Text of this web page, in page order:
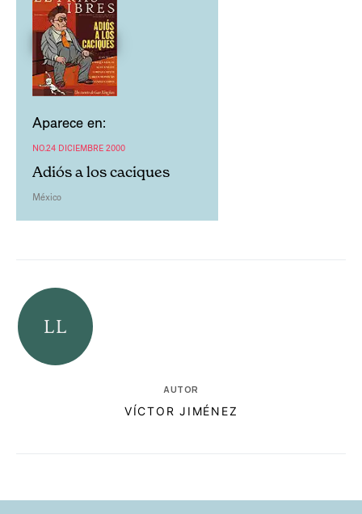
Aparece en:
NO.24 DICIEMBRE 2000
Adiós a los caciques
México
AUTOR
VÍCTOR JIMÉNEZ